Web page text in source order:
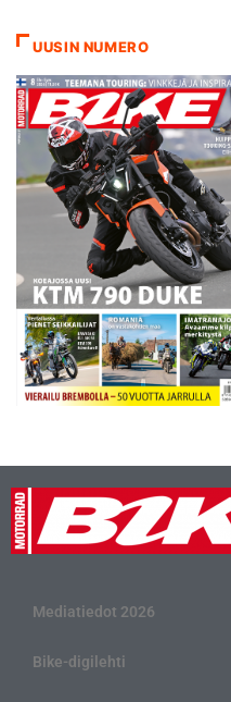
UUSIN NUMERO
Mediatiedot 2026
Bike-digilehti